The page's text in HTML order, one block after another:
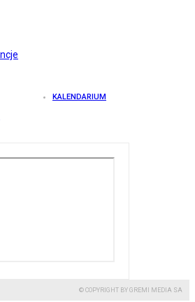
KALENDARIUM
© COPYRIGHT BY GREMI MEDIA SA